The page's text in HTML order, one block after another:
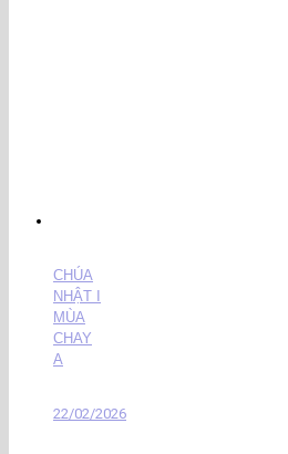
CHÚA
NHẬT I
MÙA
CHAY
A
22/02/2026